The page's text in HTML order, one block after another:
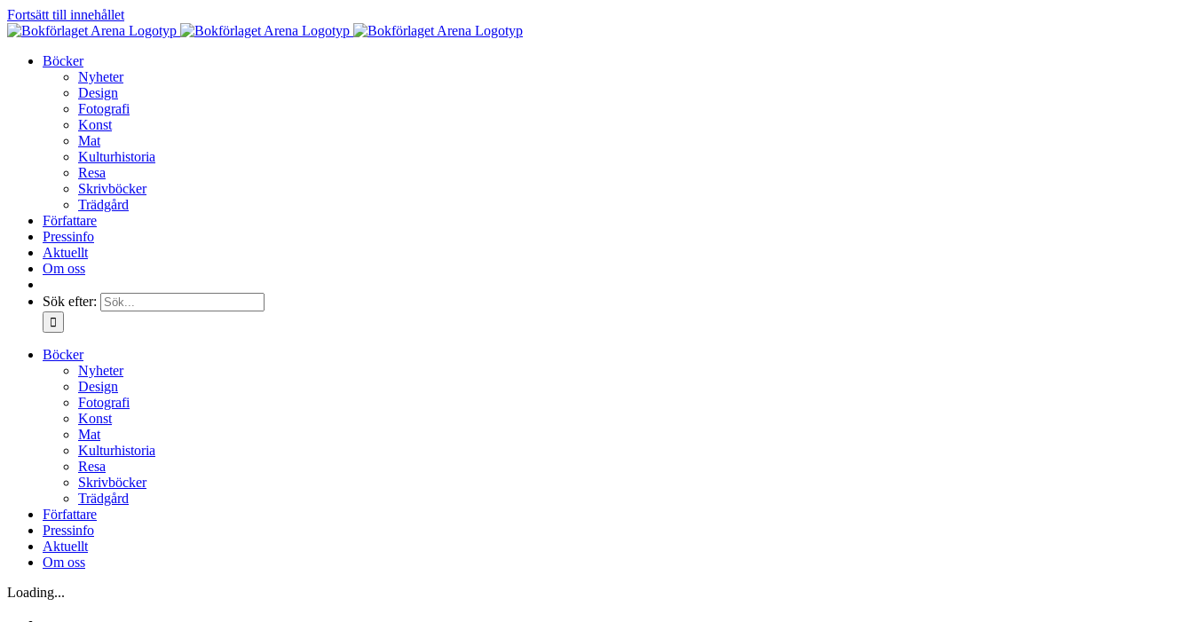
Fortsätt till innehållet
Böcker
Nyheter
Design
Fotografi
Konst
Mat
Kulturhistoria
Resa
Skrivböcker
Trädgård
Författare
Pressinfo
Aktuellt
Om oss
Sök efter:
Böcker
Nyheter
Design
Fotografi
Konst
Mat
Kulturhistoria
Resa
Skrivböcker
Trädgård
Författare
Pressinfo
Aktuellt
Om oss
Loading...